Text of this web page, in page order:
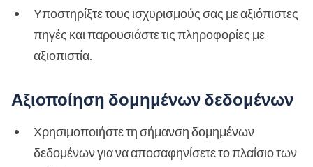
Υποστηρίξτε τους ισχυρισμούς σας με αξιόπιστες
πηγές και παρουσιάστε τις πληροφορίες με
αξιοπιστία.
Αξιοποίηση δομημένων δεδομένων
Χρησιμοποιήστε τη σήμανση δομημένων
δεδομένων για να αποσαφηνίσετε το πλαίσιο των